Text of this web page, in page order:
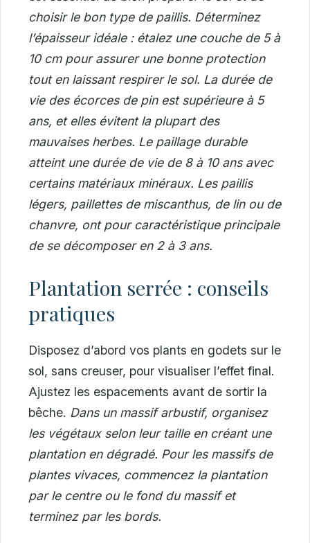
choisir le bon type de paillis. Déterminez
l’épaisseur idéale : étalez une couche de 5 à
10 cm pour assurer une bonne protection
tout en laissant respirer le sol. La durée de
vie des écorces de pin est supérieure à 5
ans, et elles évitent la plupart des
mauvaises herbes. Le paillage durable
atteint une durée de vie de 8 à 10 ans avec
certains matériaux minéraux. Les paillis
légers, paillettes de miscanthus, de lin ou de
chanvre, ont pour caractéristique principale
de se décomposer en 2 à 3 ans.
Plantation serrée : conseils
pratiques
Disposez d’abord vos plants en godets sur le
sol, sans creuser, pour visualiser l’effet final.
Ajustez les espacements avant de sortir la
bêche. Dans un massif arbustif, organisez
les végétaux selon leur taille en créant une
plantation en dégradé. Pour les massifs de
plantes vivaces, commencez la plantation
par le centre ou le fond du massif et
terminez par les bords.